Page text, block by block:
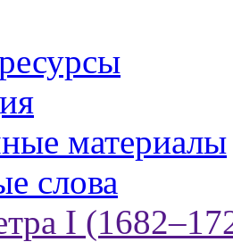
материалы
слова
I